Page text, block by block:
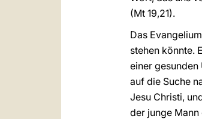
(Mt 19,21).
Das
stehen könnte.
einer gesunden
auf die Suche
Jesu Christi,
der junge